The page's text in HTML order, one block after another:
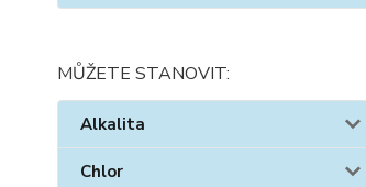
MŮŽETE STANOVIT:
Alkalita
Chlor